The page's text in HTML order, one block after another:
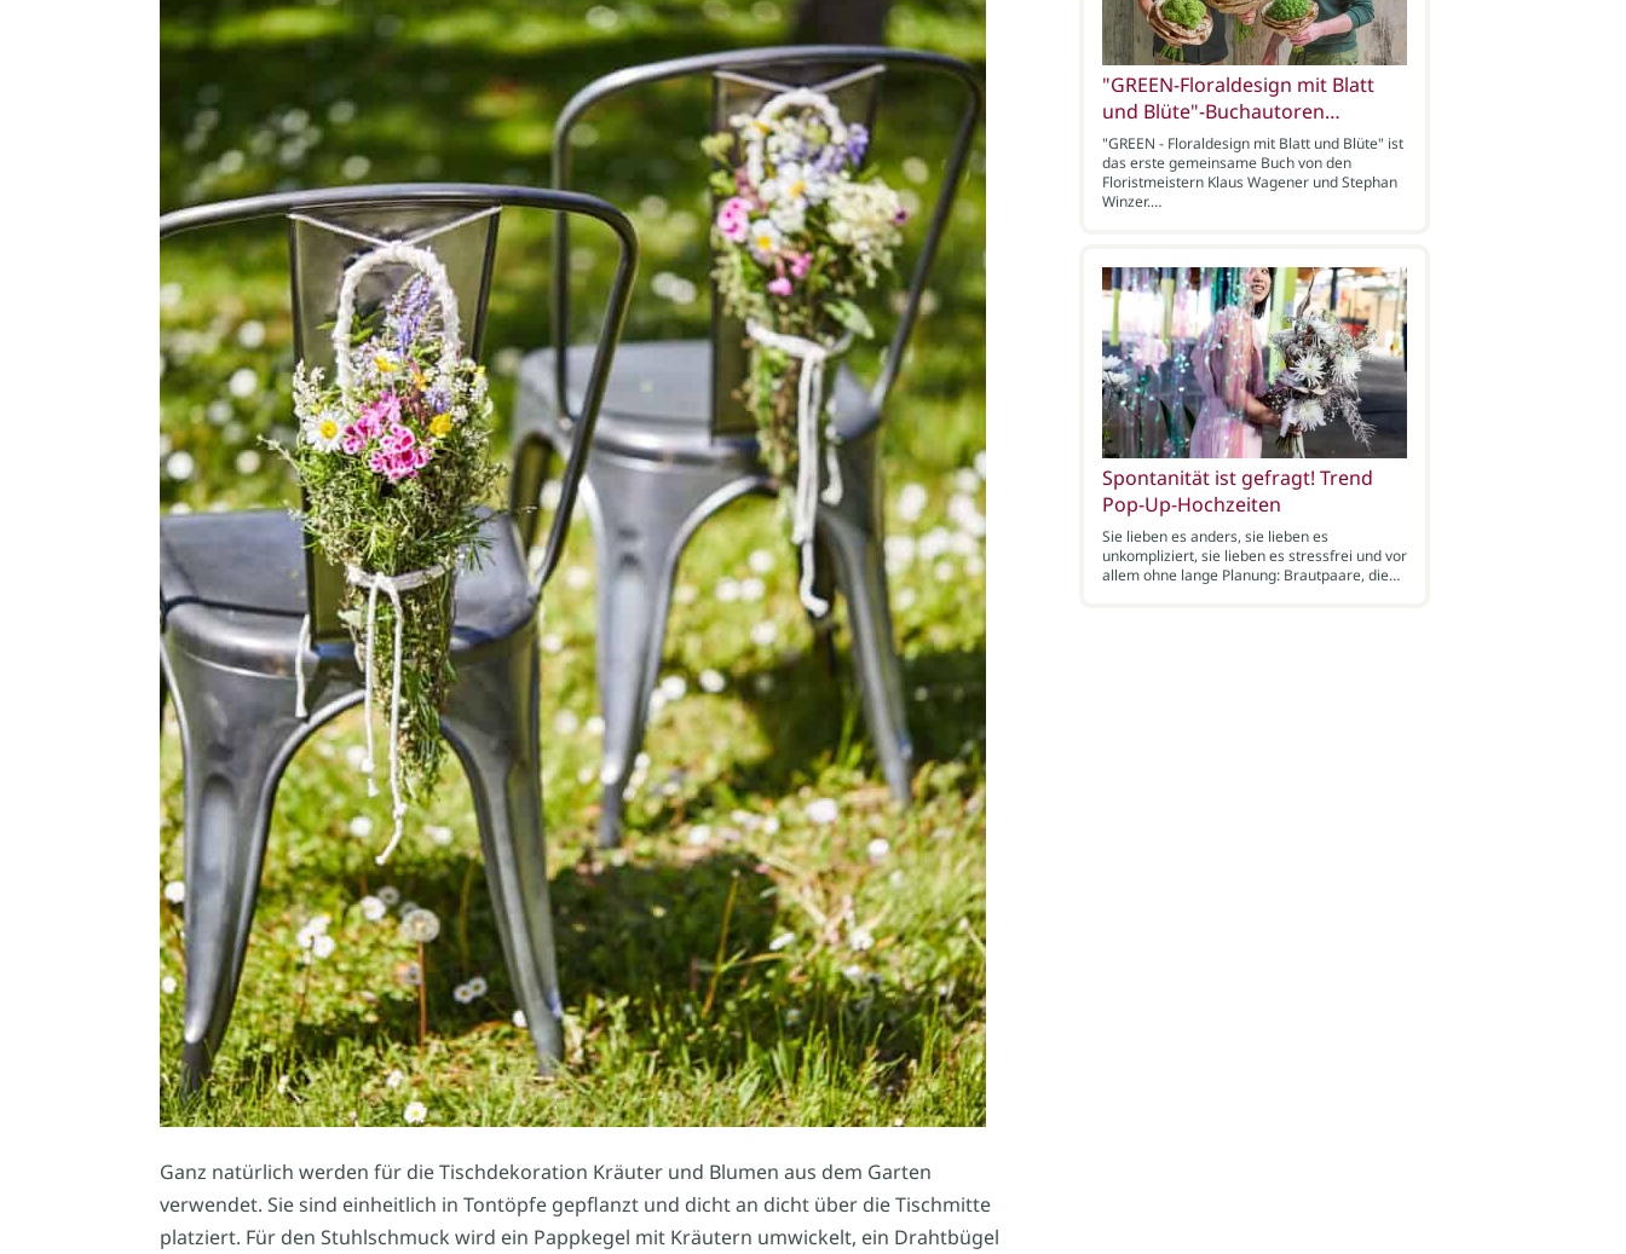
Ganz natürlich werden für die Tischdekoration Kräuter und Blumen aus dem Garten
verwendet. Sie sind einheitlich in Tontöpfe gepflanzt und dicht an dicht über die Tischmitte
platziert. Für den Stuhlschmuck wird ein Pappkegel mit Kräutern umwickelt, ein Drahtbügel
"GREEN-Floraldesign mit Blatt
und Blüte"-Buchautoren…
"GREEN - Floraldesign mit Blatt und Blüte" ist
das erste gemeinsame Buch von den
Floristmeistern Klaus Wagener und Stephan
Winzer.…
Spontanität ist gefragt! Trend
Pop-Up-Hochzeiten
Sie lieben es anders, sie lieben es
unkompliziert, sie lieben es stressfrei und vor
allem ohne lange Planung: Brautpaare, die…